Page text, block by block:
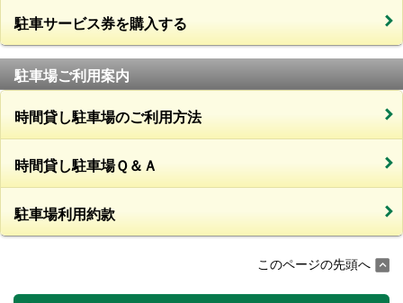
駐車サービス券を購入する
駐車場ご利用案内
時間貸し駐車場のご利用方法
時間貸し駐車場Ｑ＆Ａ
駐車場利用約款
このページの先頭へ